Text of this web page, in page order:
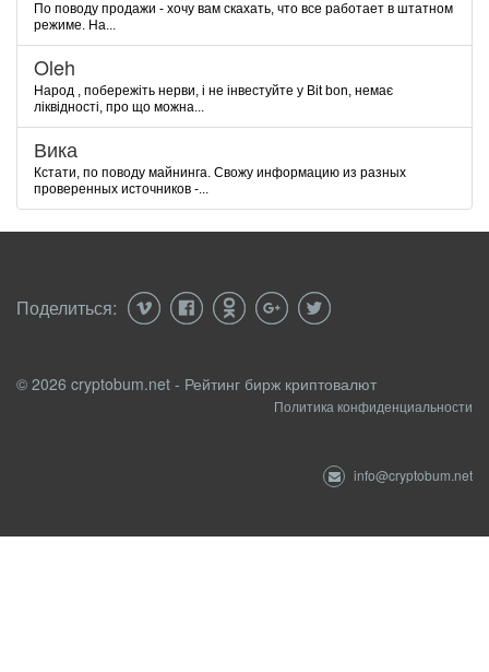
По поводу продажи - хочу вам скахать, что все работает в штатном
режиме. На...
Oleh
Народ , побережіть нерви, і не інвестуйте у Bit bon, немає
ліквідності, про що можна...
Вика
Кстати, по поводу майнинга. Свожу информацию из разных
проверенных источников -...
Поделиться:
© 2026 cryptobum.net - Рейтинг бирж криптовалют
Политика конфиденциальности
info@cryptobum.net